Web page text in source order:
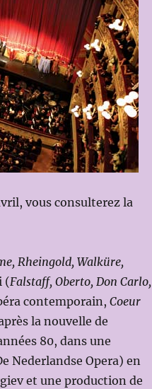
vous consulterez la
Rheingold, Walküre,
(Falstaff, Oberto, Don Carlo,
contemporain, Coeur
la nouvelle de
80, dans une
Nederlandse Opera) en
et une production de